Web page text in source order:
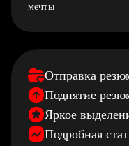
мечты
Отправка
Поднятие
Яркое
Подробная